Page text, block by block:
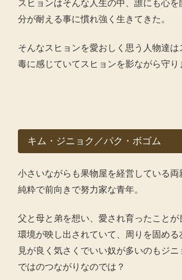
スヒョンはそんな人生の中、誰にも心を
分が耐える事に慣れ強く生きてきた。
そんなスヒョンを愛おしく思う人物達
毒に感じていてスヒョンを影ながら守り
キム・ジニョク／パク・ボゴム
小さいながらも果物屋を経営している両
純粋で前向きで努力家な青年。
父と母と弟を想い、愛され育ったことが
環境が映し出されていて、周りを固める
見が良く気さくでいい奴が多いのもジニ
ではのつながりなのでは？